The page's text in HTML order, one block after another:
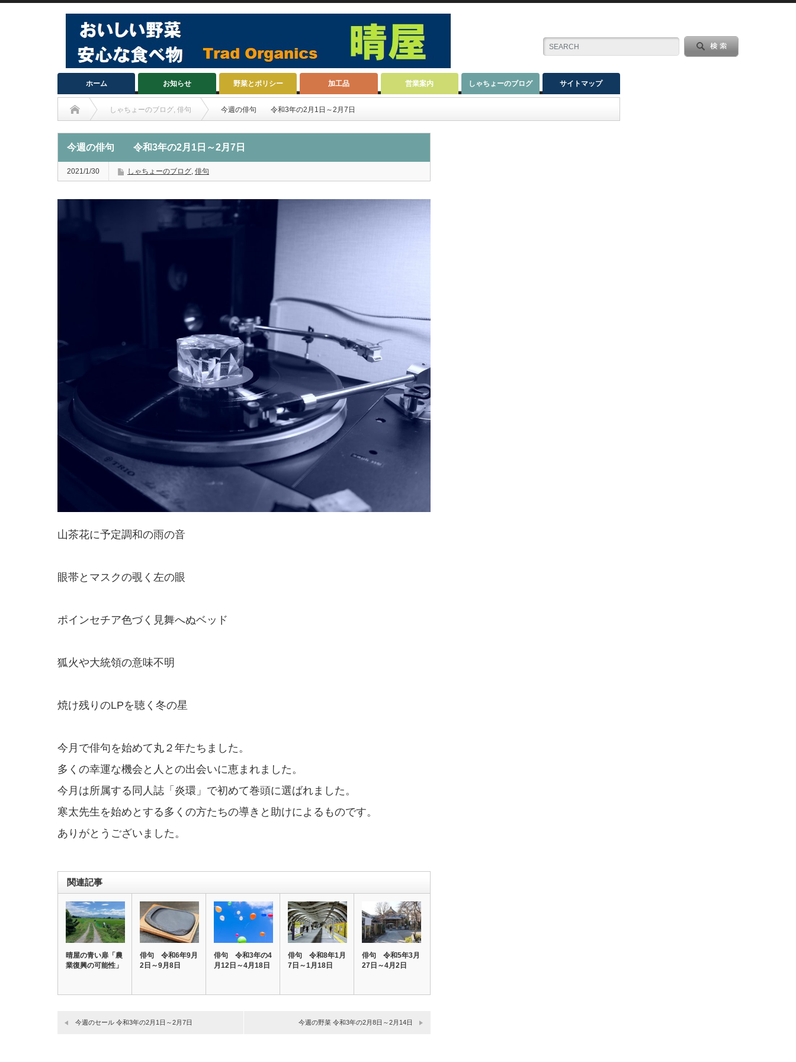
ホーム お知らせ 野菜とポリシー 加工品 営業案内 しゃちょーのブログ サイトマップ
しゃちょーのブログ, 俳句 今週の俳句 令和3年の2月1日～2月7日
今週の俳句 令和3年の2月1日～2月7日
2021/1/30 しゃちょーのブログ, 俳句
山茶花に予定調和の雨の音
眼帯とマスクの覗く左の眼
ポインセチア色づく見舞へぬベッド
狐火や大統領の意味不明
焼け残りのLPを聴く冬の星
今月で俳句を始めて丸２年たちました。
多くの幸運な機会と人との出会いに恵まれました。
今月は所属する同人誌「炎環」で初めて巻頭に選ばれました。
寒太先生を始めとする多くの方たちの導きと助けによるものです。
ありがとうございました。
関連記事
晴屋の青い扉「農
業復興の可能性」
俳句 令和6年9月
2日～9月8日
俳句 令和3年の4
月12日～4月18日
俳句 令和8年1月
7日～1月18日
俳句 令和5年3月
27日～4月2日
今週のセール 令和3年の2月1日～2月7日 今週の野菜 令和3年の2月8日～2月14日